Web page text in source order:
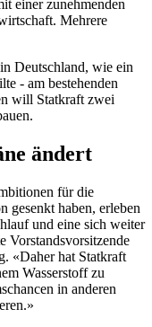
einer zunehmenden
Mehrere
Deutschland, wie ein
- am bestehenden
will Statkraft zwei
ändert
für die
gesenkt haben, erleben
und eine sich weiter
Vorstandsvorsitzende
«Daher hat Statkraft
Wasserstoff zu
in anderen